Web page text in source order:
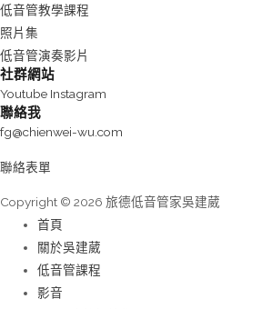
低音管教學課程
照片集
低音管演奏影片
社群網站
Youtube Instagram
聯絡我
fg@chienwei-wu.com
聯絡表單
Copyright © 2026 旅德低音管家吳建葳
首頁
關於吳建葳
低音管課程
影音